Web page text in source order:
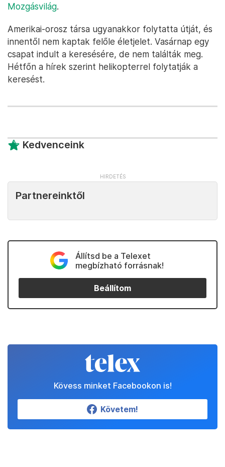
Mozgásvilág.
Amerikai-orosz társa ugyanakkor folytatta útját, és
innentől nem kaptak felőle életjelet. Vasárnap egy
csapat indult a keresésére, de nem találták meg.
Hétfőn a hírek szerint helikopterrel folytatják a
keresést.
Kedvenceink
Partnereinktől
Állítsd be a Telexet
megbízható forrásnak!
Beállítom
Kövess minket Facebookon is!
Követem!